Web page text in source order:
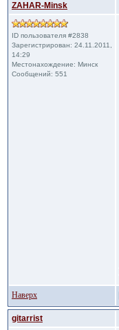
ZAHAR-Minsk
ID пользователя #2838
Зарегистрирован: 24.11.2011,
14:29
Местонахождение: Минск
Сообщений: 551
Наверх
gitarrist